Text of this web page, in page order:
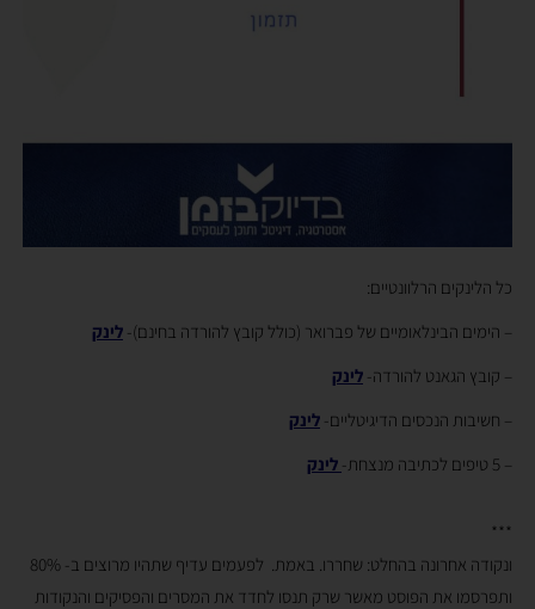
כל הלינקים הרלוונטיים:
– הימים הבינלאומיים של פברואר (כולל קובץ להורדה בחינם)- לינק
– קובץ הגאנט להורדה- לינק
– חשיבות הנכסים הדיגיטליים- לינק
– 5 טיפים לכתיבה מנצחת-
לינק
***
ונקודה אחרונה בהחלט: שחררו. באמת. לפעמים עדיף שתהיו מרוצים ב- 80%
ותפרסמו את הפוסט מאשר שרק תנסו לחדד את המסרים והפסיקים והנקודות